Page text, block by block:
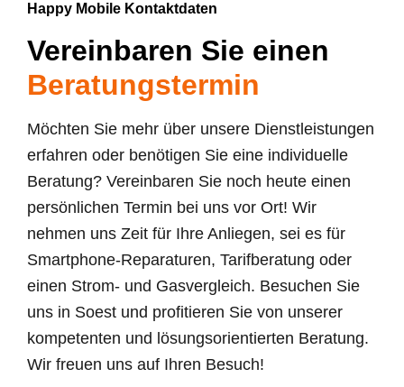
Happy Mobile Kontaktdaten
Vereinbaren Sie einen
Beratungstermin
Möchten Sie mehr über unsere Dienstleistungen
erfahren oder benötigen Sie eine individuelle
Beratung? Vereinbaren Sie noch heute einen
persönlichen Termin bei uns vor Ort! Wir
nehmen uns Zeit für Ihre Anliegen, sei es für
Smartphone-Reparaturen, Tarifberatung oder
einen Strom- und Gasvergleich. Besuchen Sie
uns in Soest und profitieren Sie von unserer
kompetenten und lösungsorientierten Beratung.
Wir freuen uns auf Ihren Besuch!